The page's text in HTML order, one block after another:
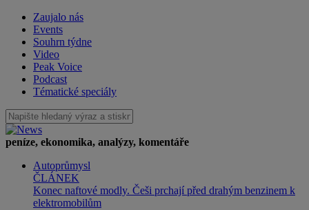
Zaujalo nás
Events
Souhrn týdne
Video
Peak Voice
Podcast
Tématické speciály
peníze, ekonomika, analýzy, komentáře
Autoprůmysl
ČLÁNEK
Konec naftové modly. Češi prchají před drahým benzinem k
elektromobilům